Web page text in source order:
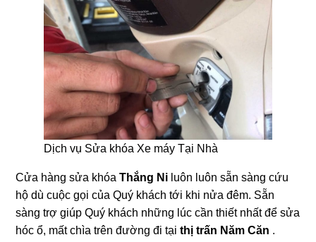
Dịch vụ Sửa khóa Xe máy Tại Nhà
Cửa hàng sửa khóaThắng Ni luôn luôn sẵn sàng cứu
hộ dù cuộc gọi của Quý khách tới khi nửa đêm. Sẵn
sàng trợ giúp Quý khách những lúc cần thiết nhất để sửa
hóc ổ, mất chìa trên đường đi tạithị trấn Năm Căn .